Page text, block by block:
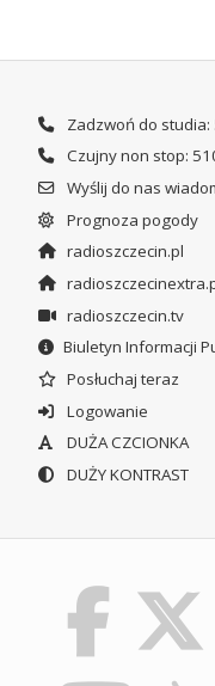
Zadzwoń do
Czujny non stop:
Wyślij do nas
Prognoza pogody
radioszczecin.pl
radioszczecin.tv
Biuletyn Informacji
Posłuchaj teraz
Logowanie
DUŻA CZCIONKA
DUŻY KONTRAST